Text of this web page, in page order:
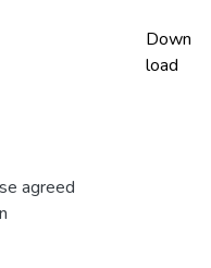
agreed
Down
load